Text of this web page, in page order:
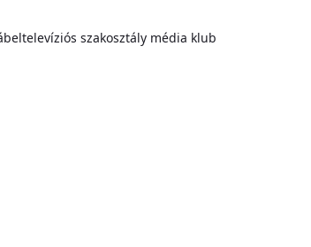
szakosztály média klub